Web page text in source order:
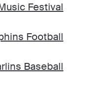
Festival
Football
Baseball